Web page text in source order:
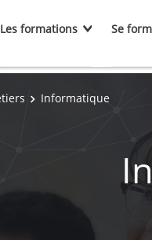
Les formations Se
Informatique